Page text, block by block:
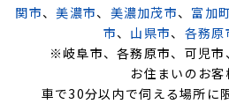
関市、美濃市、 美濃加茂市、 富加町
市、 山県市、 各務原
※岐阜市、各務原市、可児市
お住まいのお客
車で30分以内で伺える場所に